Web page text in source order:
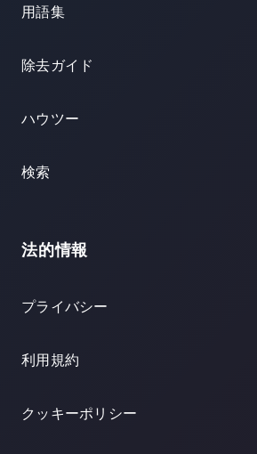
用語集
除去ガイド
ハウツー
検索
法的情報
プライバシー
利用規約
クッキーポリシー